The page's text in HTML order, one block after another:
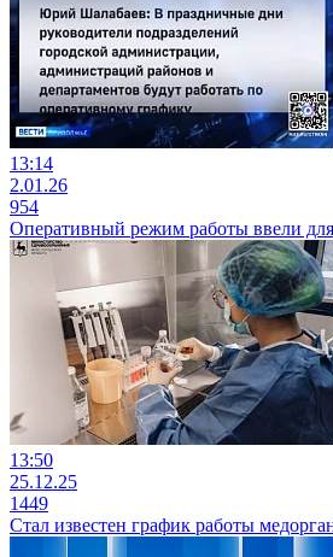
13:14
2.01.26
954
Оперативный режим работы ввели
13:50
25.12.25
1449
Стал известен график работы